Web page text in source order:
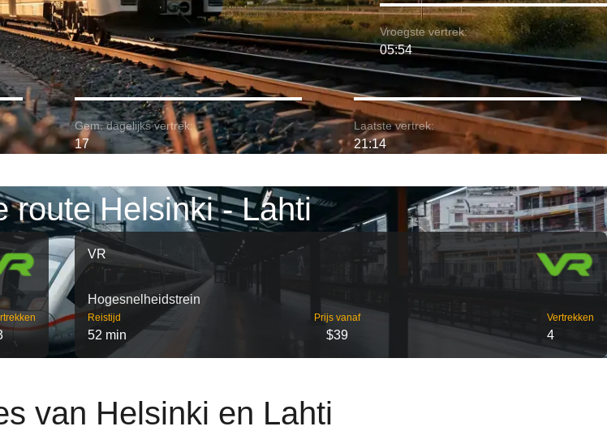
Vroegste vertrek:
05:54
Gem. dagelijks vertrek:
17
Laatste vertrek:
21:14
route Helsinki - Lahti
VR
Hogesnelheidstrein
Reistijd
52 min
Prijs vanaf
$39
Vertrekken
4
van Helsinki en Lahti